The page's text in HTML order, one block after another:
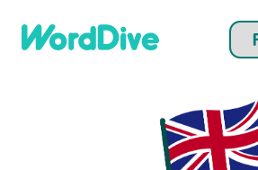
content